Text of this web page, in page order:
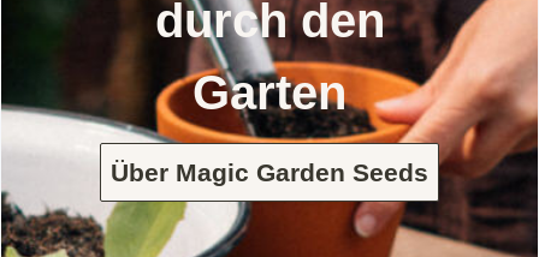
durch den
Garten
Über Magic Garden Seeds